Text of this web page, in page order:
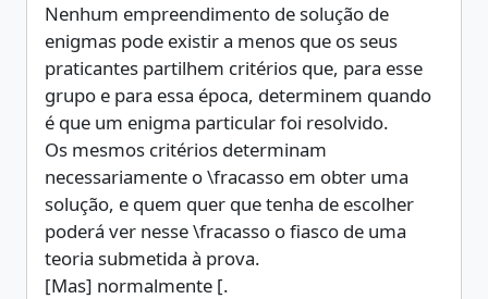
Nenhum empreendimento de solução de
enigmas pode existir a menos que os seus
praticantes partilhem critérios que, para esse
grupo e para essa época, determinem quando
é que um enigma particular foi resolvido.
Os mesmos critérios determinam
necessariamente o \fracasso em obter uma
solução, e quem quer que tenha de escolher
poderá ver nesse \fracasso o fiasco de uma
teoria submetida à prova.
[Mas] normalmente [.